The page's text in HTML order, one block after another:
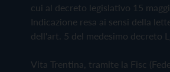
cui al decreto legislativo 15
Indicazione resa ai sensi della
dell'art. 5 del medesimo decreto
Vita Trentina, tramite la Fisc